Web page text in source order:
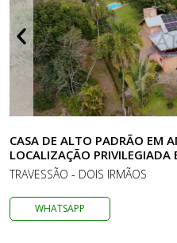
CASA DE ALTO PADRÃO EM
LOCALIZAÇÃO PRIVILEGIADA
TRAVESSÃO - DOIS IRMÃOS
WHATSAPP